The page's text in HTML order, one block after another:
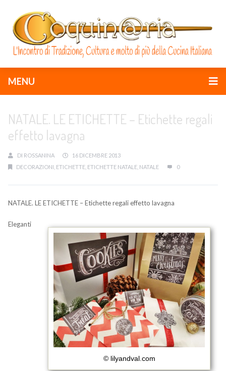
MENU
NATALE. LE ETICHETTE – Etichette regali
effetto lavagna
DI ROSSANINA
16 DICEMBRE 2013
DECORAZIONI ETICHETTE ETICHETTE NATALE NATALE 0
NATALE. LE ETICHETTE – Etichette regali effetto lavagna
© lilyandval.com
Eleganti